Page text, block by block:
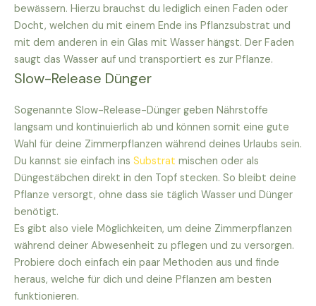
bewässern. Hierzu brauchst du lediglich einen Faden oder
Docht, welchen du mit einem Ende ins Pflanzsubstrat und
mit dem anderen in ein Glas mit Wasser hängst. Der Faden
saugt das Wasser auf und transportiert es zur Pflanze.
Slow-Release Dünger
Sogenannte Slow-Release-Dünger geben Nährstoffe
langsam und kontinuierlich ab und können somit eine gute
Wahl für deine Zimmerpflanzen während deines Urlaubs sein.
Du kannst sie einfach ins Substrat mischen oder als
Düngestäbchen direkt in den Topf stecken. So bleibt deine
Pflanze versorgt, ohne dass sie täglich Wasser und Dünger
benötigt.
Es gibt also viele Möglichkeiten, um deine Zimmerpflanzen
während deiner Abwesenheit zu pflegen und zu versorgen.
Probiere doch einfach ein paar Methoden aus und finde
heraus, welche für dich und deine Pflanzen am besten
funktionieren.